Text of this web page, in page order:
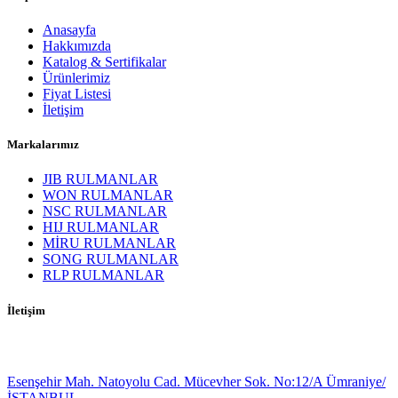
Anasayfa
Hakkımızda
Katalog & Sertifikalar
Ürünlerimiz
Fiyat Listesi
İletişim
Markalarımız
JIB RULMANLAR
WON RULMANLAR
NSC RULMANLAR
HIJ RULMANLAR
MİRU RULMANLAR
SONG RULMANLAR
RLP RULMANLAR
İletişim
Esenşehir Mah. Natoyolu Cad. Mücevher Sok. No:12/A Ümraniye/